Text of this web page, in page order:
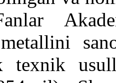
texnik